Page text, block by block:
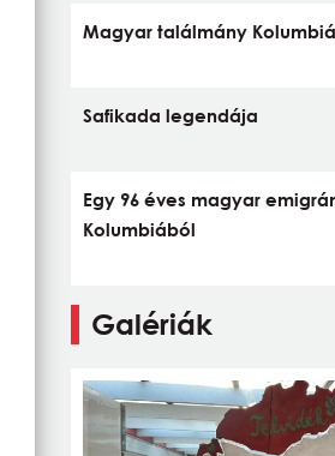
Magyar találmány
Safikada legendája
Egy 96 éves magyar
Kolumbiából
Galériák